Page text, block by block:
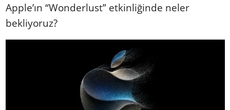
Apple’ın “Wonderlust” etkinliğinde neler
bekliyoruz?